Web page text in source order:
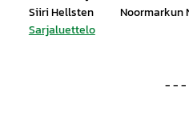
Siiri Hellsten Noormarkun
Sarjaluettelo
- - -